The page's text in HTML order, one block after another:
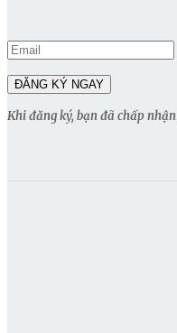
Khi đăng ký, bạn đã chấp nhận